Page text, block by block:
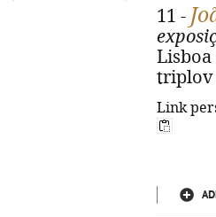
11 -
Lisboa
triplov
Link